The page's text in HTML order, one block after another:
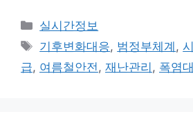
Categories
실시간정보
Tags
기후변화대응, 범정부체계 ,
급, 여름철안전, 재난관리 , 폭염